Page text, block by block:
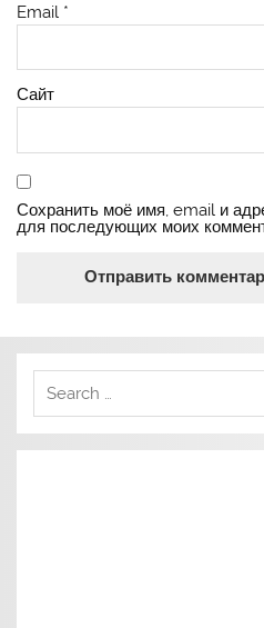
Email *
Сайт
Сохранить моё имя, email и
для последующих моих